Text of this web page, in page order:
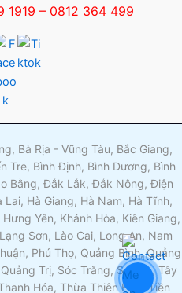
– 0812 364 499
Bà Rịa - Vũng Tàu, Bắc Giang,
Tre, Bình Định, Bình Dương, Bình
Bằng, Đắk Lắk, Đắk Nông, Điện
Hà Giang, Hà Nam, Hà Tĩnh,
Yên, Khánh Hòa, Kiên Giang,
Sơn, Lào Cai, Long An, Nam
Phú Thọ, Quảng Bình, Quảng
Trị, Sóc Trăng, Sơn La, Tây
Hóa, Thừa Thiên Huế, Tiền